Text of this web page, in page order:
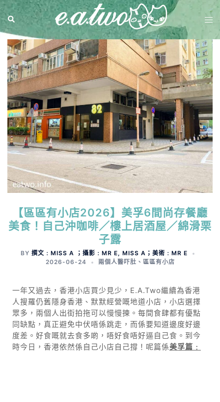
【區區有小店2026】美孚6間尚存餐廳
美食！自己沖咖啡／樓上居酒屋／綿滑栗
子露
BY 撰文﹕MISS A ；攝影﹕MR E, MISS A；美術﹕MR E
2026-06-24
兩個人醫吓肚 、 區區有小店
一年又過去，香港小店買少見少，E.A.Two繼續為香港
人搜羅仍舊隱身香港、默默經營嘅地道小店，小店選擇
眾多，兩個人出街拍拖可以慢慢揀。每間食肆都有優點
同缺點，真正避免中伏唔係跳走，而係要知道邊度好邊
度差。好食嘅就去食多啲，唔好食唔好逼自己食。到今
時今日，香港依然係自己小店自己撐！呢篇係美孚篇﹕